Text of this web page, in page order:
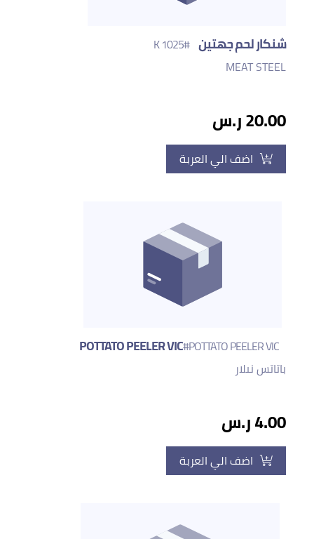
شنكار لحم جهتين #1025 K
MEAT STEEL
20.00 ر.س
اضف الي العربة
POTTATO PEELER VIC#POTTATO PEELER VIC
باتاتس نىلار
4.00 ر.س
اضف الي العربة